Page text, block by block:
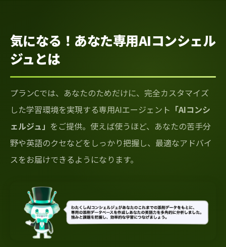
気になる！あなた専用AIコンシェル
ジュとは
プランCでは、あなたのためだけに、完全カスタマイズ
した学習環境を実現する専用AIエージェント 「AIコンシ
ェルジュ」 をご提供。使えば使うほど、あなたの苦手分
野や英語のクセなどをしっかり把握し、最適なアドバイ
スをお届けできるようになります。